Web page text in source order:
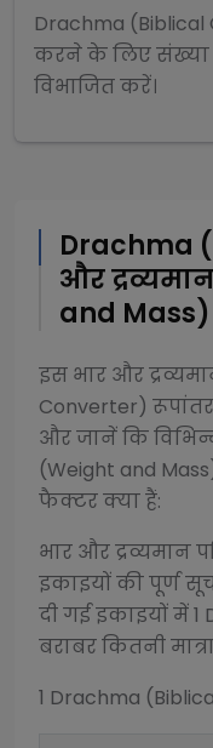
Drachma (Biblical
करने के लिए संख्या
विभाजितकरें।
Drachma
और
and Mass)
इस भार और
Converter)
और जानें कि
(Weight and
फैक्टर क्या हैं:
भार और द्रव्यमान
इकाइयों की पूर्ण
दी गई इकाइयों में 1
बराबर कितनी
1 Drachma